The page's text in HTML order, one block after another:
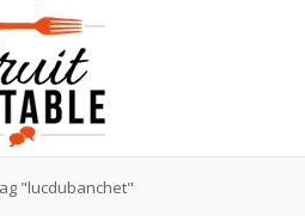
"lucdubanchet"